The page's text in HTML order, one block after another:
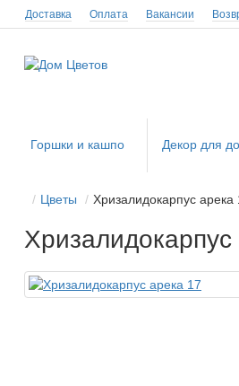
Доставка Оплата Вакансии
Горшки и кашпо Декор для
Цветы Хризалидокарпус арека